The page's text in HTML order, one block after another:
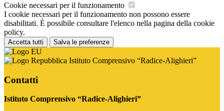
Cookie necessari per il funzionamento
I cookie necessari per il funzionamento non possono essere
disabilitati. È possibile consultare l'elenco nella pagina della cookie
policy.
Accetta tutti Salva le preferenze
Istituto Comprensivo “Radice-Alighieri”
Contatti
Istituto Comprensivo “Radice-Alighieri”